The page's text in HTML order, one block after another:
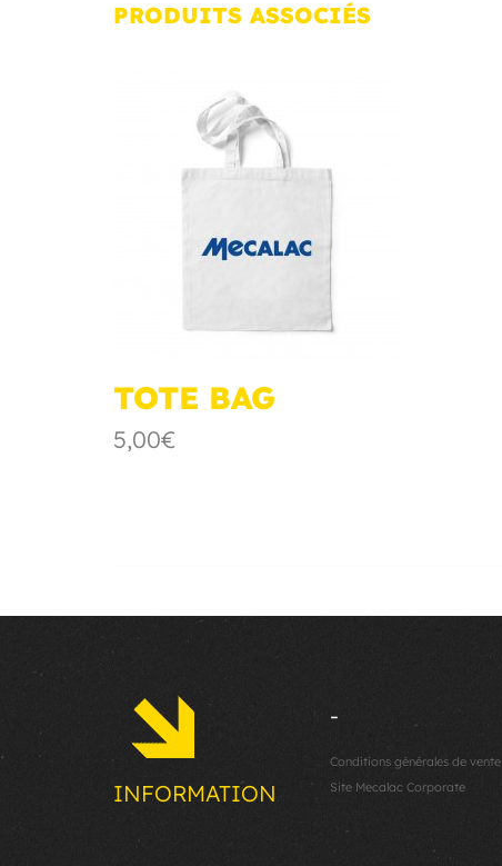
PRODUITS ASSOCIÉS
TOTE BAG
5,00€
INFORMATION
-
Conditions générales de vente
Site Mecalac Corporate